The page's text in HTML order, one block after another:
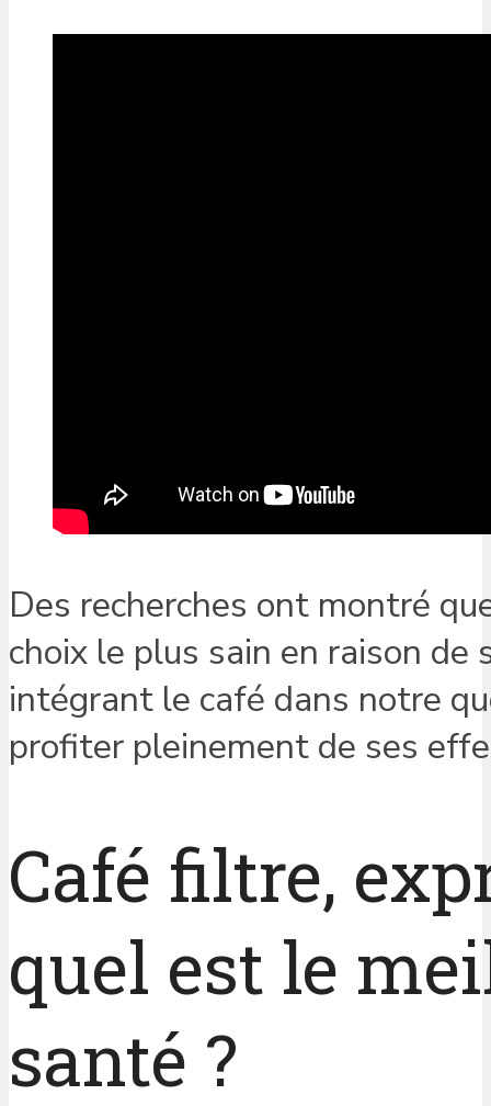
Des recherches ont montré
choix le plus sain en raison
intégrant le café dans notre
profiter pleinement de ses
Café filtre,
quel est le
santé ?